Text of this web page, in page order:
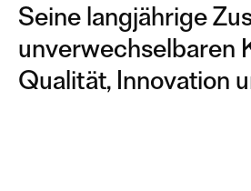
Seine langjährige
unverwechselbaren
Qualität, Innovation